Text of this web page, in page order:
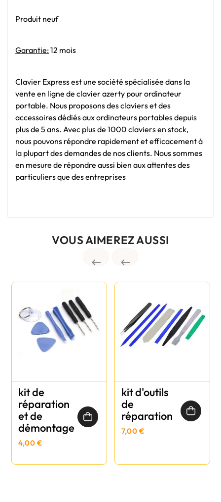
Produit neuf
Garantie:12 mois
Clavier Express est une société spécialisée dans la
vente en ligne de clavier azerty pour ordinateur
portable. Nous proposons des claviers et des
accessoires dédiés aux ordinateurs portables depuis
plus de 5 ans. Avec plus de 1000 claviers en stock,
nous pouvons répondre rapidement et efficacement à
la plupart des demandes de nos clients. Nous sommes
en mesure de répondre aussi bien aux attentes des
particuliers que des entreprises
VOUS AIMEREZ AUSSI
 
kit de
réparation
et de
démontage
4,00 €
kit d'outils
de
réparation
7,00 €